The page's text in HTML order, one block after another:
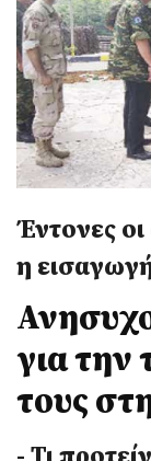
Έντονες
η
για
τους